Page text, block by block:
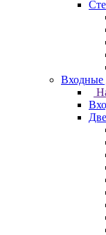
Входные